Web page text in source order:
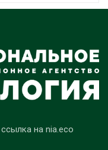
на nia.eco